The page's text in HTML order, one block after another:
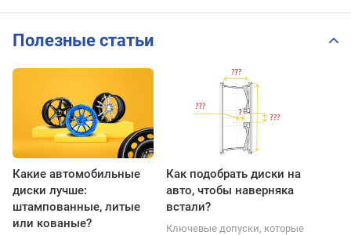
Полезные статьи
Какие автомобильные
диски лучше:
штампованные, литые
или кованые?
Как подобрать диски на
авто, чтобы наверняка
встали?
Ключевые допуски, которые